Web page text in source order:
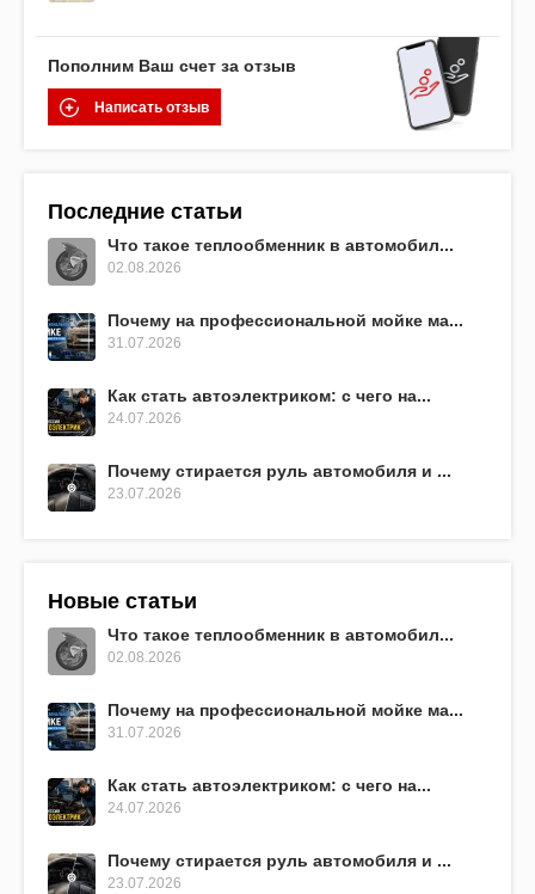
Пополним Ваш счет за отзыв
Написать отзыв
Последние статьи
Что такое теплообменник в автомобил...
02.08.2026
Почему на профессиональной мойке ма...
31.07.2026
Как стать автоэлектриком: с чего на...
24.07.2026
Почему стирается руль автомобиля и ...
23.07.2026
Новые статьи
Что такое теплообменник в автомобил...
02.08.2026
Почему на профессиональной мойке ма...
31.07.2026
Как стать автоэлектриком: с чего на...
24.07.2026
Почему стирается руль автомобиля и ...
23.07.2026